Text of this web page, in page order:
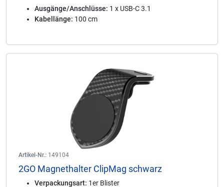
Ausgänge/Anschlüsse: 1 x USB-C 3.1
Kabellänge: 100 cm
Artikel-Nr.: 149104
2GO Magnethalter ClipMag schwarz
Verpackungsart: 1er Blister